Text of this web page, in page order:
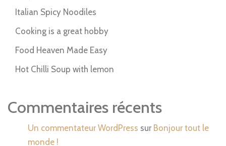
Italian Spicy Noodiles
Cooking is a great hobby
Food Heaven Made Easy
Hot Chilli Soup with lemon
Commentaires récents
Un commentateur WordPress sur Bonjour tout le
monde !